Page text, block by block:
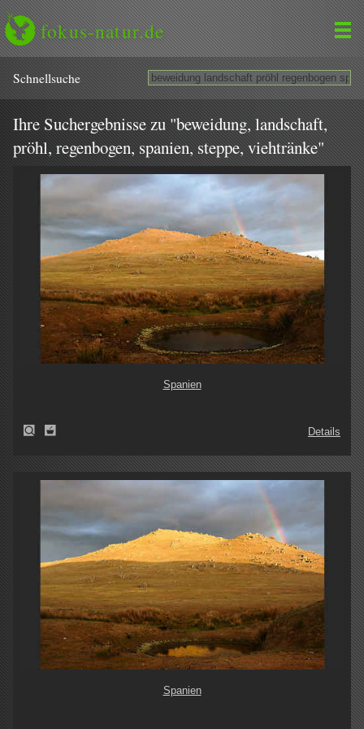
fokus-natur.de
Schnell­suche
Ihre Suchergebnisse zu "beweidung, landschaft,
pröhl, regenbogen, spanien, steppe, viehtränke"
Spanien
Details
Spanien